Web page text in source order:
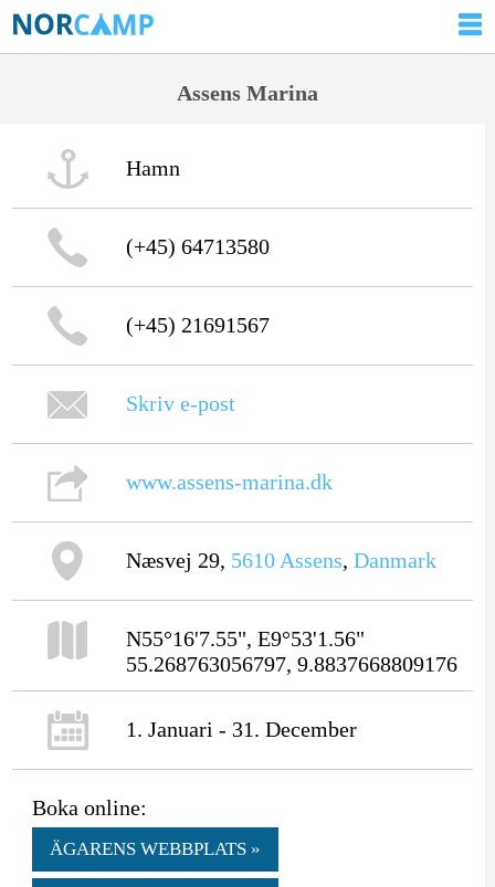
Assens Marina
Hamn
(+45) 64713580
(+45) 21691567
Skriv e-post
www.assens-marina.dk
Næsvej 29, 5610 Assens, Danmark
N55°16'7.55", E9°53'1.56"
55.268763056797, 9.8837668809176
1. Januari - 31. December
Boka online:
ÄGARENS WEBBPLATS »